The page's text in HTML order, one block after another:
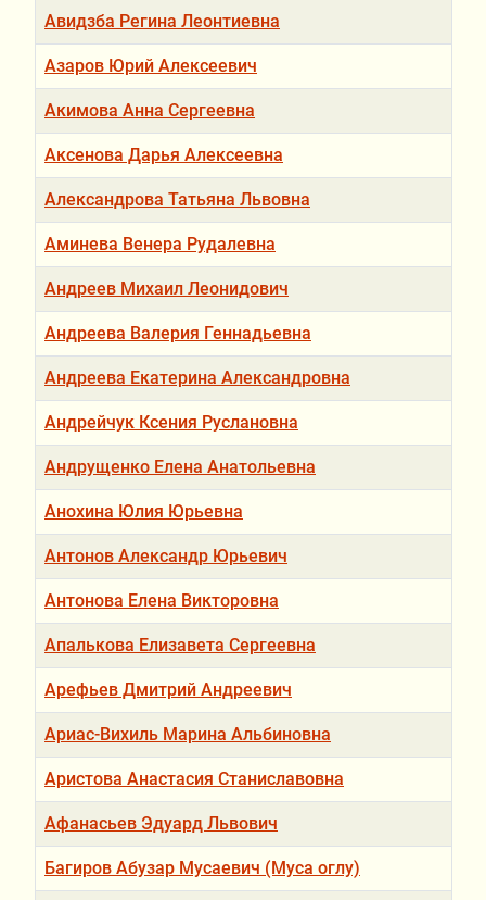
Авидзба Регина Леонтиевна
Азаров Юрий Алексеевич
Акимова Анна Сергеевна
Аксенова Дарья Алексеевна
Александрова Татьяна Львовна
Аминева Венера Рудалевна
Андреев Михаил Леонидович
Андреева Валерия Геннадьевна
Андреева Екатерина Александровна
Андрейчук Ксения Руслановна
Андрущенко Елена Анатольевна
Анохина Юлия Юрьевна
Антонов Александр Юрьевич
Антонова Елена Викторовна
Апалькова Елизавета Сергеевна
Арефьев Дмитрий Андреевич
Ариас-Вихиль Марина Альбиновна
Аристова Анастасия Станиславовна
Афанасьев Эдуард Львович
Багиров Абузар Мусаевич (Муса оглу)